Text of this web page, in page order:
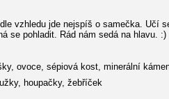
vzhledu jde nejspíš o samečka. Učí
se pohladit. Rád nám sedá na hlavu. :)
ovoce, sépiová kost, minerální
houpačky, žebříček